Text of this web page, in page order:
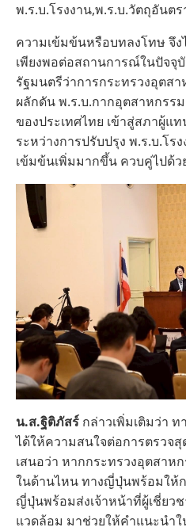
พ.ร.บ.โรงงาน,พ.ร.บ.วัตถุอันต
ความเข้มข้นหรือบทลงโทษ จึ
เพียงพอต่อสถานการณ์ในปัจจุ
รัฐมนตรีว่าการกระทรวงอุตสา
ผลักดัน พ.ร.บ.กากอุตสาหกรร
ของประเทศไทย เข้าสู่สภาผู้
ระหว่างการปรับปรุง พ.ร.บ.โ
เข้มข้นเพิ่มมากขึ้น ควบคู่ไปด้ว
น.ส.ฐิติภัสร์ กล่าวเพิ่มเติมว่า
ได้ให้ความสนใจต่อการตรวจ
เสนอว่า หากกระทรวงอุตสาห
ในด้านไหน ทางญี่ปุ่นพร้อมให้
ญี่ปุ่นพร้อมส่งเจ้าหน้าที่ผู้เชี่ย
แวดล้อม มาช่วยให้คำแนะนำ